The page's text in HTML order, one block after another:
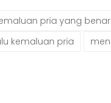
pria yang benar
kemaluan pria